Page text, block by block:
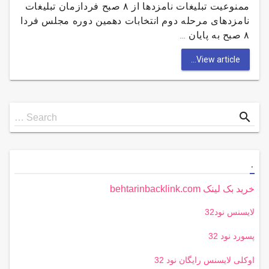
ممنوعیت تبلیغات نامزدها از ۸ صبح فردازمان تبلیغات
نامزدهای مرحله دوم انتخابات دهمین دوره مجلس فردا
۸ صبح به پایان …
View article...
Search
for
Search … search
.
خرید بک لینک behtarinbacklink.com
لایسنس نود32
پسورد نود 32
اوکلی لایسنس رایگان نود 32